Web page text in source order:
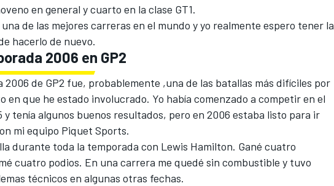
en general y cuarto en la clase GT1.
de las mejores carreras en el mundo y yo realmente espero tener la
hacerlo de nuevo.
2006 en GP2
2006 de GP2 fue, probablemente ,una de las batallas más difíciles por
en que he estado involucrado. Yo había comenzado a competir en el
y tenía algunos buenos resultados, pero en 2006 estaba listo para ir
mi equipo Piquet Sports.
durante toda la temporada con Lewis Hamilton. Gané cuatro
cuatro podios. En una carrera me quedé sin combustible y tuvo
técnicos en algunas otras fechas.